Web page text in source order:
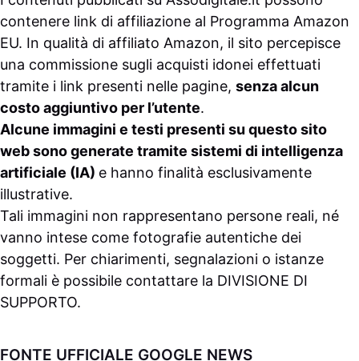
contenere link di affiliazione al Programma Amazon
EU. In qualità di affiliato Amazon, il sito percepisce
una commissione sugli acquisti idonei effettuati
tramite i link presenti nelle pagine, senza alcun
costo aggiuntivo per l’utente.
Alcune immagini e testi presenti su questo sito
web sono generate tramite sistemi di intelligenza
artificiale (IA) e hanno finalità esclusivamente
illustrative.
Tali immagini non rappresentano persone reali, né
vanno intese come fotografie autentiche dei
soggetti. Per chiarimenti, segnalazioni o istanze
formali è possibile contattare la DIVISIONE DI
SUPPORTO.
FONTE UFFICIALE GOOGLE NEWS